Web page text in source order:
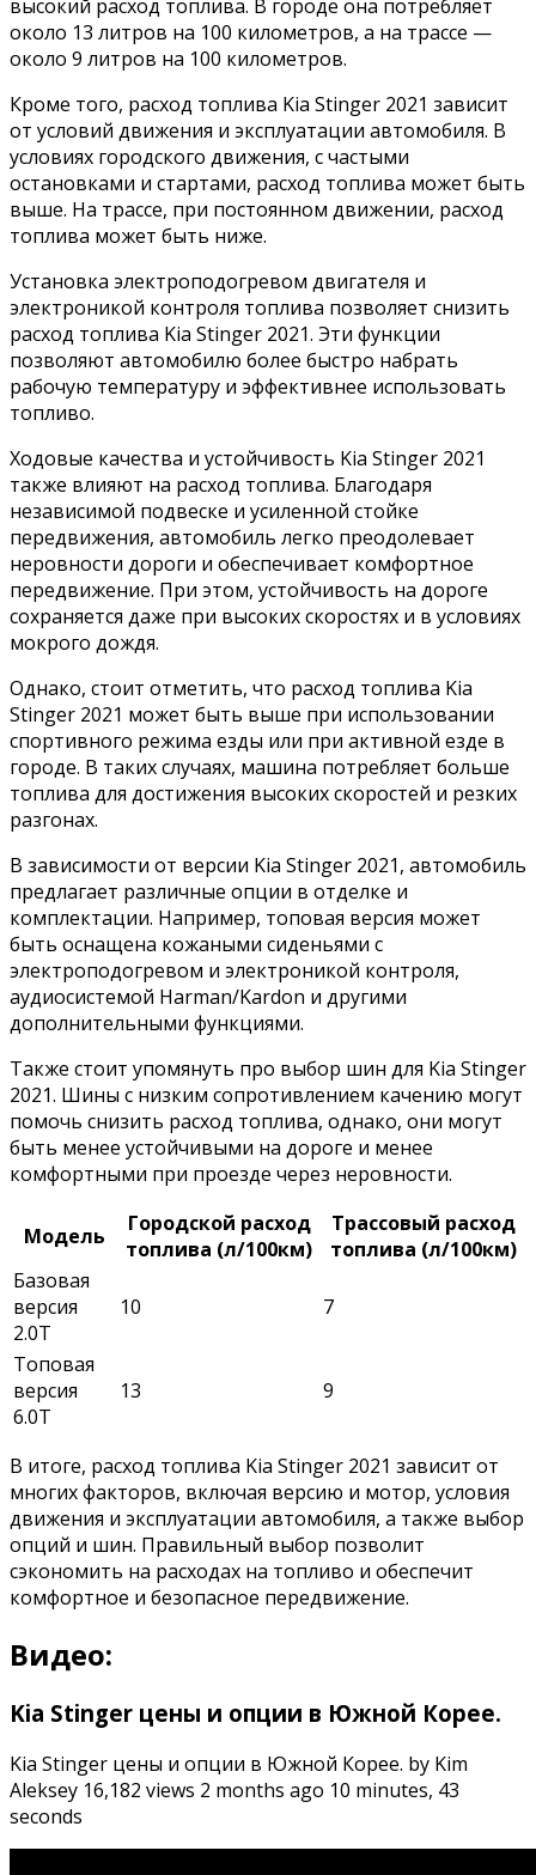
высокий расход топлива. В городе она потребляет
около 13 литров на 100 километров, а на трассе —
около 9 литров на 100 километров.
Кроме того, расход топлива Kia Stinger 2021 зависит
от условий движения и эксплуатации автомобиля. В
условиях городского движения, с частыми
остановками и стартами, расход топлива может быть
выше. На трассе, при постоянном движении, расход
топлива может быть ниже.
Установка электроподогревом двигателя и
электроникой контроля топлива позволяет снизить
расход топлива Kia Stinger 2021. Эти функции
позволяют автомобилю более быстро набрать
рабочую температуру и эффективнее использовать
топливо.
Ходовые качества и устойчивость Kia Stinger 2021
также влияют на расход топлива. Благодаря
независимой подвеске и усиленной стойке
передвижения, автомобиль легко преодолевает
неровности дороги и обеспечивает комфортное
передвижение. При этом, устойчивость на дороге
сохраняется даже при высоких скоростях и в условиях
мокрого дождя.
Однако, стоит отметить, что расход топлива Kia
Stinger 2021 может быть выше при использовании
спортивного режима езды или при активной езде в
городе. В таких случаях, машина потребляет больше
топлива для достижения высоких скоростей и резких
разгонах.
В зависимости от версии Kia Stinger 2021, автомобиль
предлагает различные опции в отделке и
комплектации. Например, топовая версия может
быть оснащена кожаными сиденьями с
электроподогревом и электроникой контроля,
аудиосистемой Harman/Kardon и другими
дополнительными функциями.
Также стоит упомянуть про выбор шин для Kia Stinger
2021. Шины с низким сопротивлением качению могут
помочь снизить расход топлива, однако, они могут
быть менее устойчивыми на дороге и менее
комфортными при проезде через неровности.
Модель
Городской расход
топлива (л/100км)
Трассовый расход
топлива (л/100км)
Базовая
версия
2.0T
10 7
Топовая
версия
6.0T
13 9
В итоге, расход топлива Kia Stinger 2021 зависит от
многих факторов, включая версию и мотор, условия
движения и эксплуатации автомобиля, а также выбор
опций и шин. Правильный выбор позволит
сэкономить на расходах на топливо и обеспечит
комфортное и безопасное передвижение.
Видео:
Kia Stinger цены и опции в Южной Корее.
Kia Stinger цены и опции в Южной Корее. by Kim
Aleksey 16,182 views 2 months ago 10 minutes, 43
seconds